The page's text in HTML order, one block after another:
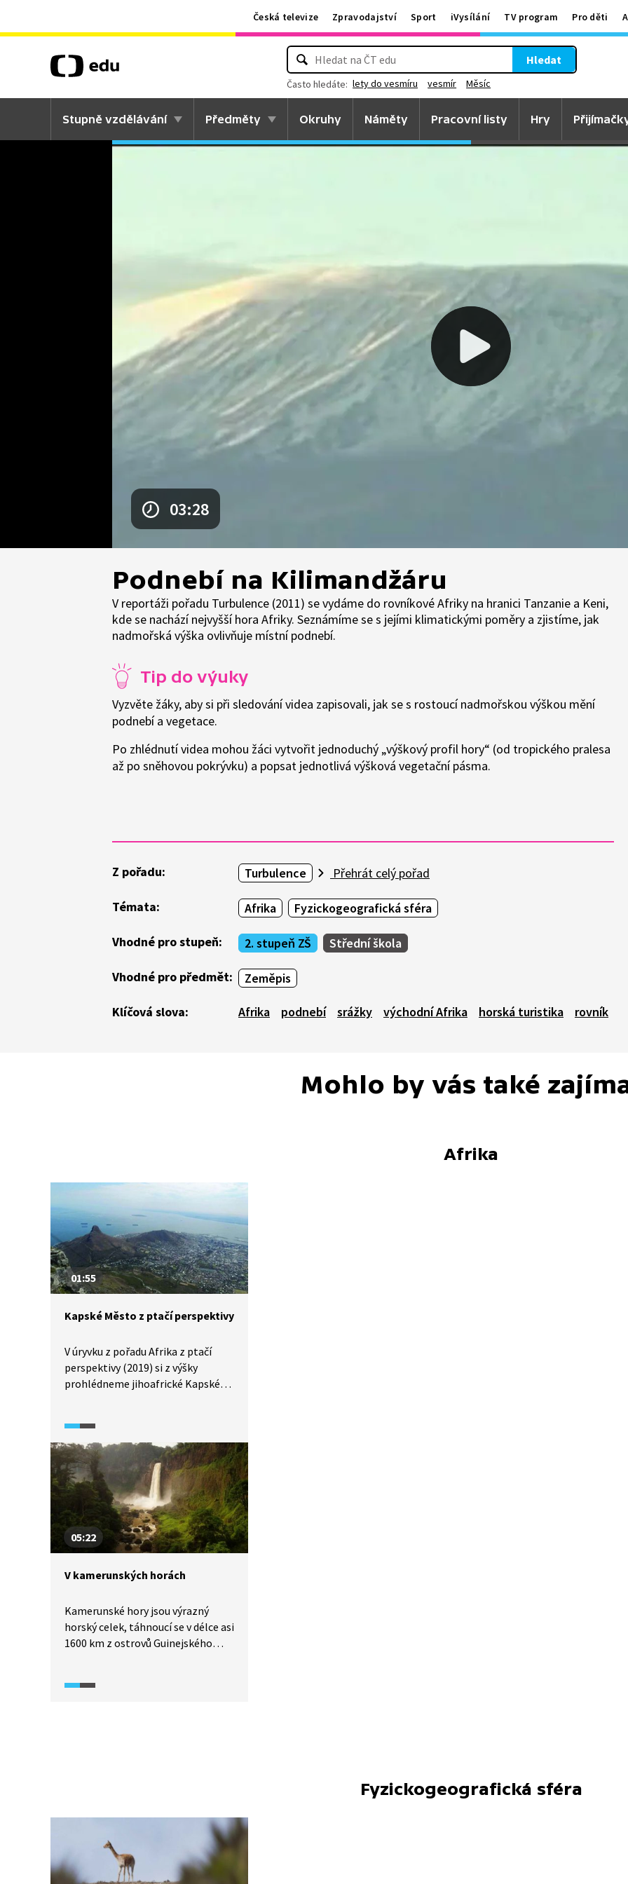
Česká televize Zpravodajství Sport iVysílání TV program Pro děti
Hledat
Často hledáte: lety do vesmíru vesmír Měsíc
Stupně vzdělávání Předměty Okruhy Náměty Pracovní listy Hry
03:28
Podnebí na Kilimandžáru
V reportáži pořadu Turbulence (2011) se vydáme do rovníkové Afriky na hranici Tanzanie a Keni,
kde se nachází nejvyšší hora Afriky. Seznámíme se s jejími klimatickými poměry a zjistíme, jak
nadmořská výška ovlivňuje místní podnebí.
Tip do výuky
Vyzvěte žáky, aby si při sledování videa zapisovali, jak se s rostoucí nadmořskou výškou mění
podnebí a vegetace.
Po zhlédnutí videa mohou žáci vytvořit jednoduchý „výškový profil hory“ (od tropického pralesa
až po sněhovou pokrývku) a popsat jednotlivá výšková vegetační pásma.
Z pořadu: Turbulence Přehrát celý pořad
Témata: Afrika Fyzickogeografická sféra
Vhodné pro stupeň: 2. stupeň ZŠ Střední škola
Vhodné pro předmět: Zeměpis
Klíčová slova: Afrika podnebí srážky východní Afrika horská turistika rovník
Mohlo by vás také
Afrika
01:55
Kapské Město z ptačí perspektivy
V úryvku z pořadu Afrika z ptačí
perspektivy (2019) si z výšky
prohlédneme jihoafrické Kapské
nejvýznamnějším dominantám.
Ukázka je v anglickém jazyce.
05:22
V kamerunských horách
Kamerunské hory jsou výrazný
horský celek, táhnoucí se v délce asi
1600 km z ostrovů Guinejského
pohoří, jehož nejvyšší horou je
Fyzickogeografická sféra